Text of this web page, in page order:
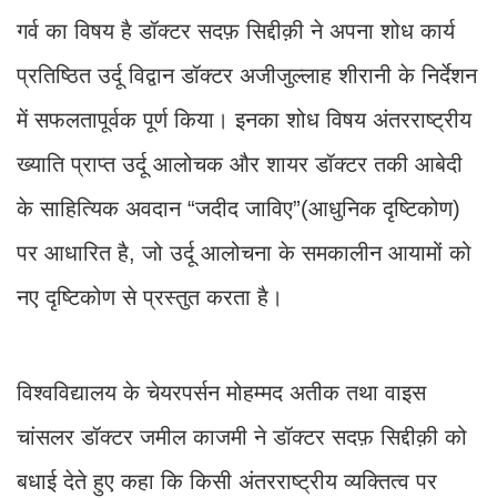
गर्व का विषय है डॉक्टर सदफ़ सिद्दीक़ी ने अपना शोध कार्य
प्रतिष्ठित उर्दू विद्वान डॉक्टर अजीजुल्लाह शीरानी के निर्देशन
में सफलतापूर्वक पूर्ण किया। इनका शोध विषय अंतरराष्ट्रीय
ख्याति प्राप्त उर्दू आलोचक और शायर डॉक्टर तकी आबेदी
के साहित्यिक अवदान “जदीद जाविए”(आधुनिक दृष्टिकोण)
पर आधारित है, जो उर्दू आलोचना के समकालीन आयामों को
नए दृष्टिकोण से प्रस्तुत करता है।
विश्वविद्यालय के चेयरपर्सन मोहम्मद अतीक तथा वाइस
चांसलर डॉक्टर जमील काजमी ने डॉक्टर सदफ़ सिद्दीक़ी को
बधाई देते हुए कहा कि किसी अंतरराष्ट्रीय व्यक्तित्व पर